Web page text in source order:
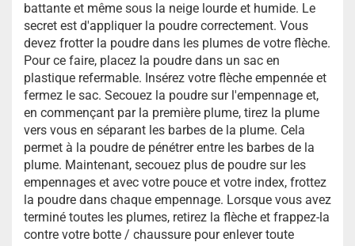
battante et même sous la neige lourde et humide. Le
secret est d'appliquer la poudre correctement. Vous
devez frotter la poudre dans les plumes de votre flèche.
Pour ce faire, placez la poudre dans un sac en
plastique refermable. Insérez votre flèche empennée et
fermez le sac. Secouez la poudre sur l'empennage et,
en commençant par la première plume, tirez la plume
vers vous en séparant les barbes de la plume. Cela
permet à la poudre de pénétrer entre les barbes de la
plume. Maintenant, secouez plus de poudre sur les
empennages et avec votre pouce et votre index, frottez
la poudre dans chaque empennage. Lorsque vous avez
terminé toutes les plumes, retirez la flèche et frappez-la
contre votre botte / chaussure pour enlever toute